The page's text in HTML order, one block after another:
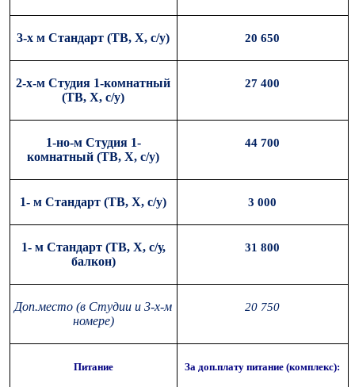
3-х м Стандарт (ТВ, Х, с/у) 20 650
2-х-м Студия 1-комнатный
(ТВ, Х, с/у)
27 400
1-но-м Студия 1-
комнатный (ТВ, Х, с/у)
44 700
1- м Стандарт (ТВ, Х, с/у) 3 000
1- м Стандарт (ТВ, Х, с/у,
балкон)
31 800
Доп.место (в Студии и 3-х-м
номере)
20 750
Питание За доп.плату питание (комплекс):